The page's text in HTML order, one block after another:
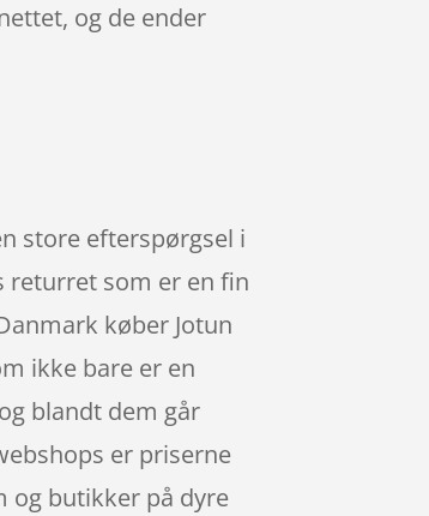
og de ender
store efterspørgsel i
returret som er en fin
køber Jotun
ikke bare er en
blandt dem går
er priserne
og butikker på dyre